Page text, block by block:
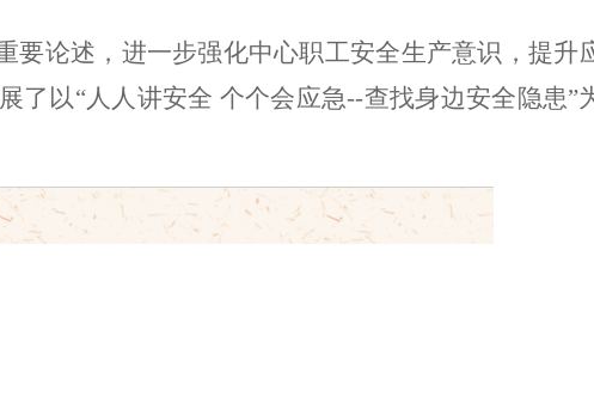
要论述，进一步强化中心职工安全生产意识，提升
了以“人人讲安全 个个会应急--查找身边安全隐患”